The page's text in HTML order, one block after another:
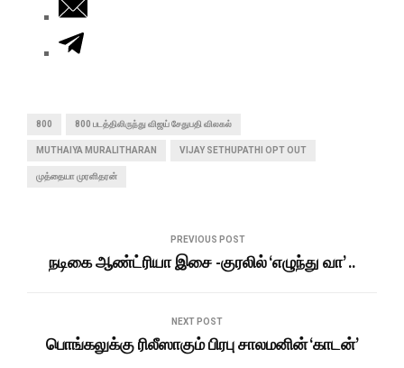
800 800 படத்திலிருந்து விஜய் சேதுபதி விலகல்
MUTHAIYA MURALITHARAN VIJAY SETHUPATHI OPT OUT
முத்தையா முரளிதரன்
PREVIOUS POST
நடிகை ஆண்ட்ரியா இசை -குரலில் ‘எழுந்து வா’ ..
NEXT POST
பொங்கலுக்கு ரிலீஸாகும் பிரபு சாலமனின் ‘காடன்’